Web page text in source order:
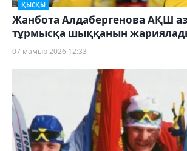
ҚЫСҚЫ
Жанбота Алдабергенова АҚШ
тұрмысқа шыққанын
07 мамыр 2026 12:33